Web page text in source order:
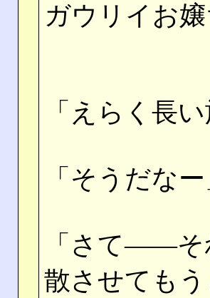
ガウリイお
「えらく長
「そうだなー
「さて――そ
散させても